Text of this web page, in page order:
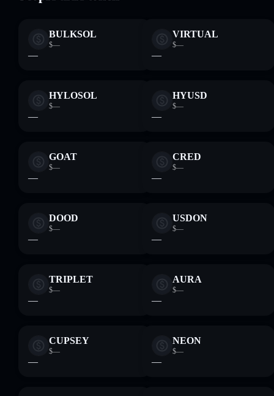
BULKSOL
$—
—
VIRTUAL
$—
—
HYLOSOL
$—
—
HYUSD
$—
—
GOAT
$—
—
CRED
$—
—
DOOD
$—
—
USDON
$—
—
TRIPLET
$—
—
AURA
$—
—
CUPSEY
$—
—
NEON
$—
—